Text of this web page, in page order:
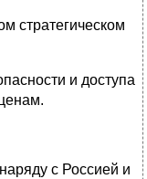
стратегическом
и доступа
с Россией и